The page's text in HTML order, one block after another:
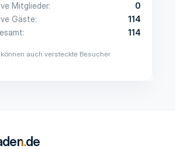
Mitglieder
0
Gäste
114
114
auch versteckte Besucher